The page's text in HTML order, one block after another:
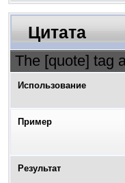
Цитата
The [quote] tag
Использование
Пример
Результат